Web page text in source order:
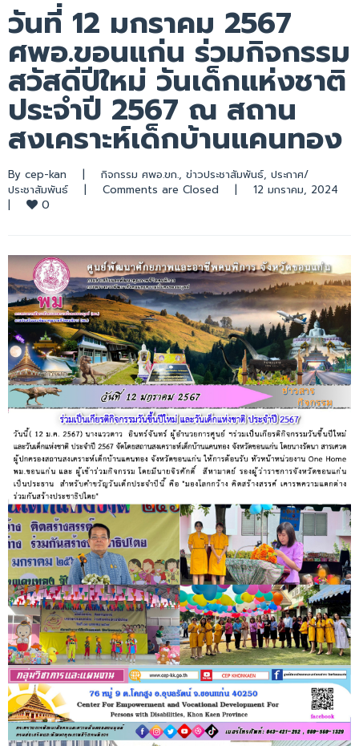
วันที่ 12 มกราคม 2567
ศพอ.ขอนแก่น ร่วมกิจกรรม
สวัสดีปีใหม่ วันเด็กแห่งชาติ
ประจำปี 2567 ณ สถาน
สงเคราะห์เด็กบ้านแคนทอง
By cep-kan | กิจกรรม ศพอ.ขก., ข่าวประชาสัมพันธ์, ประกาศ/
ประชาสัมพันธ์
| Comments are Closed |
|
0